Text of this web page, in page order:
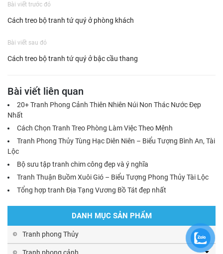
Bài viết trước đó
Cách treo bộ tranh tứ quý ở phòng khách
Bài viết sau đó
Cách treo bộ tranh tứ quý ở bậc cầu thang
Bài viết liên quan
20+ Tranh Phong Cảnh Thiên Nhiên Núi Non Thác Nước Đẹp
Nhất
Cách Chọn Tranh Treo Phòng Làm Việc Theo Mệnh
Tranh Phong Thủy Tùng Hạc Diên Niên – Biểu Tượng Bình An, Tài
Lộc
Bộ sưu tập tranh chim công đẹp và ý nghĩa
Tranh Thuận Buồm Xuôi Gió – Biểu Tượng Phong Thủy Tài Lộc
Tổng hợp tranh Địa Tạng Vương Bồ Tát đẹp nhất
DANH MỤC SẢN PHẨM
Tranh phong Thủy
Tranh phong cảnh